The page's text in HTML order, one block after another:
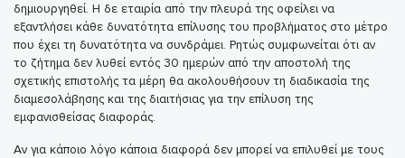
δημιουργηθεί. Η δε εταιρία από την πλευρά της οφείλει να
εξαντλήσει κάθε δυνατότητα επίλυσης του προβλήματος στο μέτρο
που έχει τη δυνατότητα να συνδράμει. Ρητώς συμφωνείται ότι αν
το ζήτημα δεν λυθεί εντός 30 ημερών από την αποστολή της
σχετικής επιστολής τα μέρη θα ακολουθήσουν τη διαδικασία της
διαμεσολάβησης και της διαιτήσιας για την επίλυση της
εμφανισθείσας διαφοράς.
Αν για κάποιο λόγο κάποια διαφορά δεν μπορεί να επιλυθεί με τους